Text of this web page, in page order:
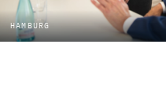
HAMBURG